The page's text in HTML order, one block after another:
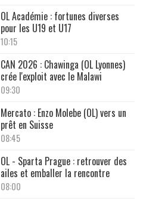
OL Académie : fortunes diverses
pour les U19 et U17
10:15
CAN 2026 : Chawinga (OL Lyonnes)
crée l'exploit avec le Malawi
09:30
Mercato : Enzo Molebe (OL) vers un
prêt en Suisse
08:45
OL - Sparta Prague : retrouver des
ailes et emballer la rencontre
08:00